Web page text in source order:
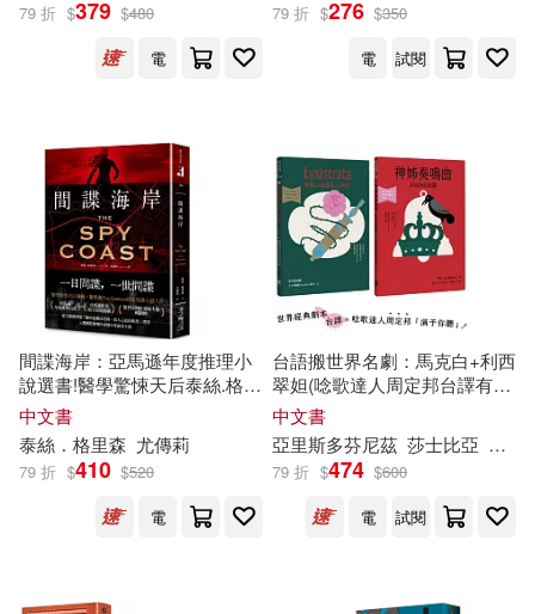
kumekawa meme(9)
びみ太(9) 七瀬ひなた(9)
三雲譲(9) 劉冠軍（主編）(9)
山田貴敏(9) 斯托得(9)
方秋雅(9) 晨曦（主編）(9)
中國法制出版社(36)
上海社會科學院出版社(35)
九歌(35)
北京科學技術出版社(35)
哈爾濱工業大學出版社(35)
時代文藝出版社(35)
陝西師範大學出版社(35)
79 折 $379 $480
電
79 折 $276 $350
電
試閱
間諜海岸：亞馬遜年度推理小
說選書!醫學驚悚天后泰絲.格里
森最新間諜小說大作
中文書
泰絲．格里森 尤傳莉
79 折 $410 $520
電
台語搬世界名劇：馬克白+利西
翠妲(唸歌達人周定邦台譯有聲
書)
中文書
亞里斯多芬尼茲 莎士比亞 周定
79 折 $474 $600
電
試閱